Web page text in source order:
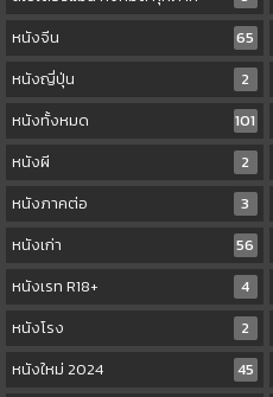
หนังจีน
65
หนังญี่ปุ่น
2
หนังทั้งหมด
101
หนังผี
2
หนังภาคต่อ
3
หนังเก่า
56
หนังเรท R18+
4
หนังโรง
2
หนังใหม่ 2024
45